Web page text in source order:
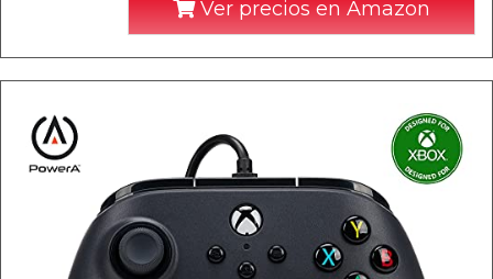
Ver precios en Amazon